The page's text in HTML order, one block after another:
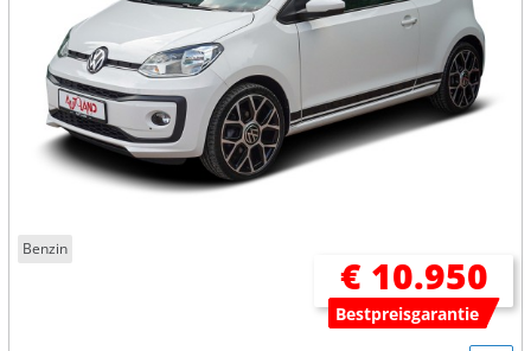
Benzin
€ 10.950
Bestpreisgarantie